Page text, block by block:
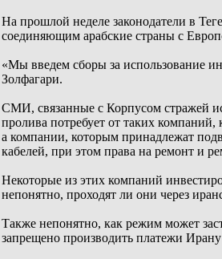
На прошлой неделе законодатели в
соединяющим арабские страны с
«Мы введем сборы за использование
Золфагари.
СМИ, связанные с Корпусом стражей
пролива потребует от таких компаний,
а компании, которым принадлежат
кабелей, при этом права на ремонт и
Некоторые из этих компаний
непонятно, проходят ли они через
Также непонятно, как режим может
запрещено производить платежи